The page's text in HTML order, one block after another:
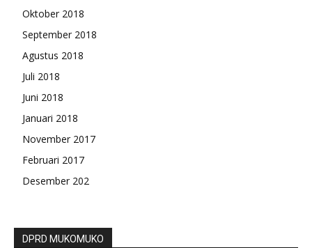
Oktober 2018
September 2018
Agustus 2018
Juli 2018
Juni 2018
Januari 2018
November 2017
Februari 2017
Desember 202
DPRD MUKOMUKO